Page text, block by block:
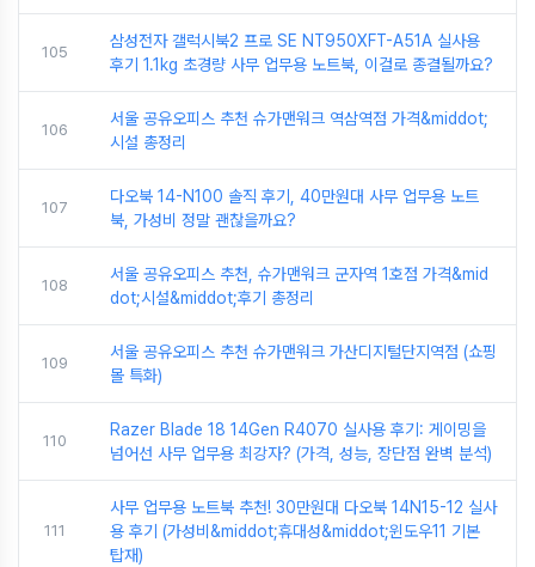
105
삼성전자 갤럭시북2 프로 SE NT950XFT-A51A 실사용
후기 1.1kg 초경량 사무 업무용 노트북, 이걸로 종결될까요?
106
서울 공유오피스 추천 슈가맨워크 역삼역점 가격&middot;
시설 총정리
107
다오북 14-N100 솔직 후기, 40만원대 사무 업무용 노트
북, 가성비 정말 괜찮을까요?
108
서울 공유오피스 추천, 슈가맨워크 군자역 1호점 가격&mid
dot;시설&middot;후기 총정리
109
서울 공유오피스 추천 슈가맨워크 가산디지털단지역점 (쇼핑
몰 특화)
110
Razer Blade 18 14Gen R4070 실사용 후기: 게이밍을
넘어선 사무 업무용 최강자? (가격, 성능, 장단점 완벽 분석)
111
사무 업무용 노트북 추천! 30만원대 다오북 14N15-12 실사
용 후기 (가성비&middot;휴대성&middot;윈도우11 기본
탑재)